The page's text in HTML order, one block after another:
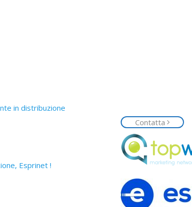
in distribuzione
Esprinet !
Contatta